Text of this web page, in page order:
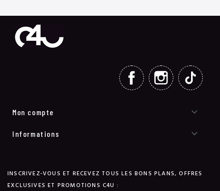
FACEBOOK INSTAGRAM
Mon compte 
Informations 
INSCRIVEZ-VOUS ET RECEVEZ TOUS LES BONS PLANS, OFFRES
EXCLUSIVES ET PROMOTIONS C4U :